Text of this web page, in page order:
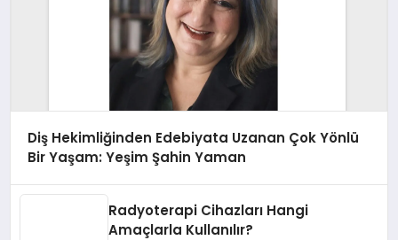
Diş Hekimliğinden Edebiyata Uzanan Çok Yönlü
Bir Yaşam: Yeşim Şahin Yaman
Radyoterapi Cihazları Hangi
Amaçlarla Kullanılır?